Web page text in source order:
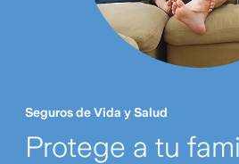
Seguros de Vida y Salud
Protege a tu